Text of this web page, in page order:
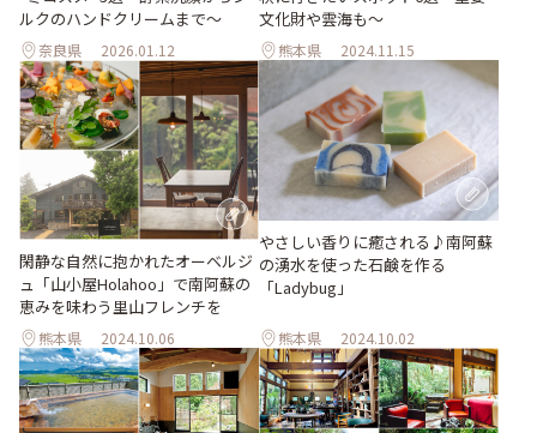
ルクのハンドクリームまで～
奈良県 2026.01.12
文化財や雲海も〜
熊本県 2024.11.15
閑静な自然に抱かれたオーベルジ
ュ「山小屋Holahoo」で南阿蘇の
恵みを味わう里山フレンチを
熊本県 2024.10.06
やさしい香りに癒される♪南阿蘇
の湧水を使った石鹸を作る
「Ladybug」
熊本県 2024.10.02